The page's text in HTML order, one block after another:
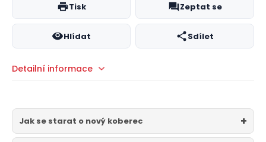
Tisk Zeptat se
Hlídat Sdílet
Detailní informace
Jak se starat o nový koberec